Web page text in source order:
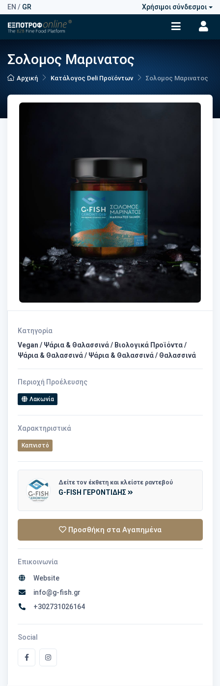
EN / GR Χρήσιμοι σύνδεσμοι
Σολομος Μαρινατος
Αρχική Κατάλογος Deli Προϊόντων Σολομος Μαρινατος
Κατηγορία
Vegan / Ψάρια & Θαλασσινά / Βιολογικά Προϊόντα /
Ψάρια & Θαλασσινά / Ψάρια & Θαλασσινά / Θαλασσινά
Περιοχή Προέλευσης
Λακωνία
Χαρακτηριστικά
Καπνιστό
Δείτε τον έκθετη και κλείστε ραντεβού
G-FISH ΓΕΡΟΝΤΙΔΗΣ
Προσθήκη στα Αγαπημένα
Επικοινωνία
Website
info@g-fish.gr
+302731026164
Social